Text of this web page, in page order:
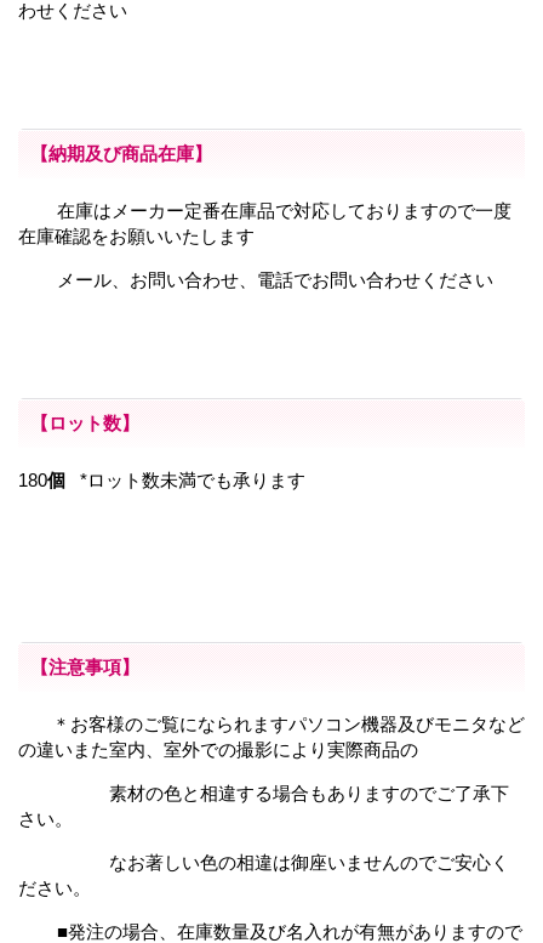
わせください
【納期及び商品在庫】
在庫はメーカー定番在庫品で対応しておりますので一度
在庫確認をお願いいたします
メール、お問い合わせ、電話でお問い合わせください
【ロット数】
180個 *ロット数未満でも承ります
【注意事項】
＊お客様のご覧になられますパソコン機器及びモニタなど
の違いまた室内、室外での撮影により実際商品の
素材の色と相違する場合もありますのでご了承下
さい。
なお著しい色の相違は御座いませんのでご安心く
ださい。
■発注の場合、在庫数量及び名入れが有無がありますので